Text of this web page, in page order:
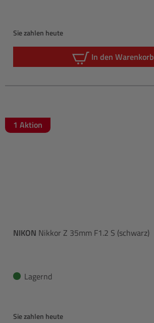
Sie zahlen heute
In den Warenkorb
1 Aktion
NIKON Nikkor Z 35mm F1.2 S (schwarz)
Lagernd
Sie zahlen heute